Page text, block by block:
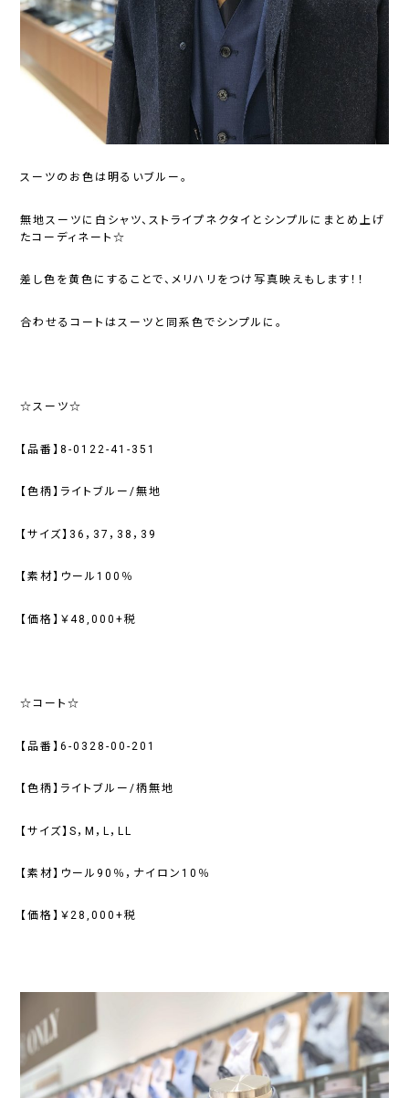
スーツのお色は明るいブルー。
無地スーツに白シャツ、ストライプネクタイとシンプルにまとめ上げ
たコーディネート☆
差し色を黄色にすることで、メリハリをつけ写真映えもします！！
合わせるコートはスーツと同系色でシンプルに。
☆スーツ☆
【品番】8-0122-41-351
【色柄】ライトブルー/無地
【サイズ】36，37，38，39
【素材】ウール100％
【価格】￥48,000+税
☆コート☆
【品番】6-0328-00-201
【色柄】ライトブルー/柄無地
【サイズ】S，M，L，LL
【素材】ウール90％，ナイロン10％
【価格】￥28,000+税